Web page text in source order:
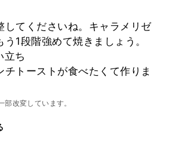
してくださいね。キャラメリゼ
1段階強めて焼きましょう。
立ち
チトーストが食べたくて作りま
改変しています。